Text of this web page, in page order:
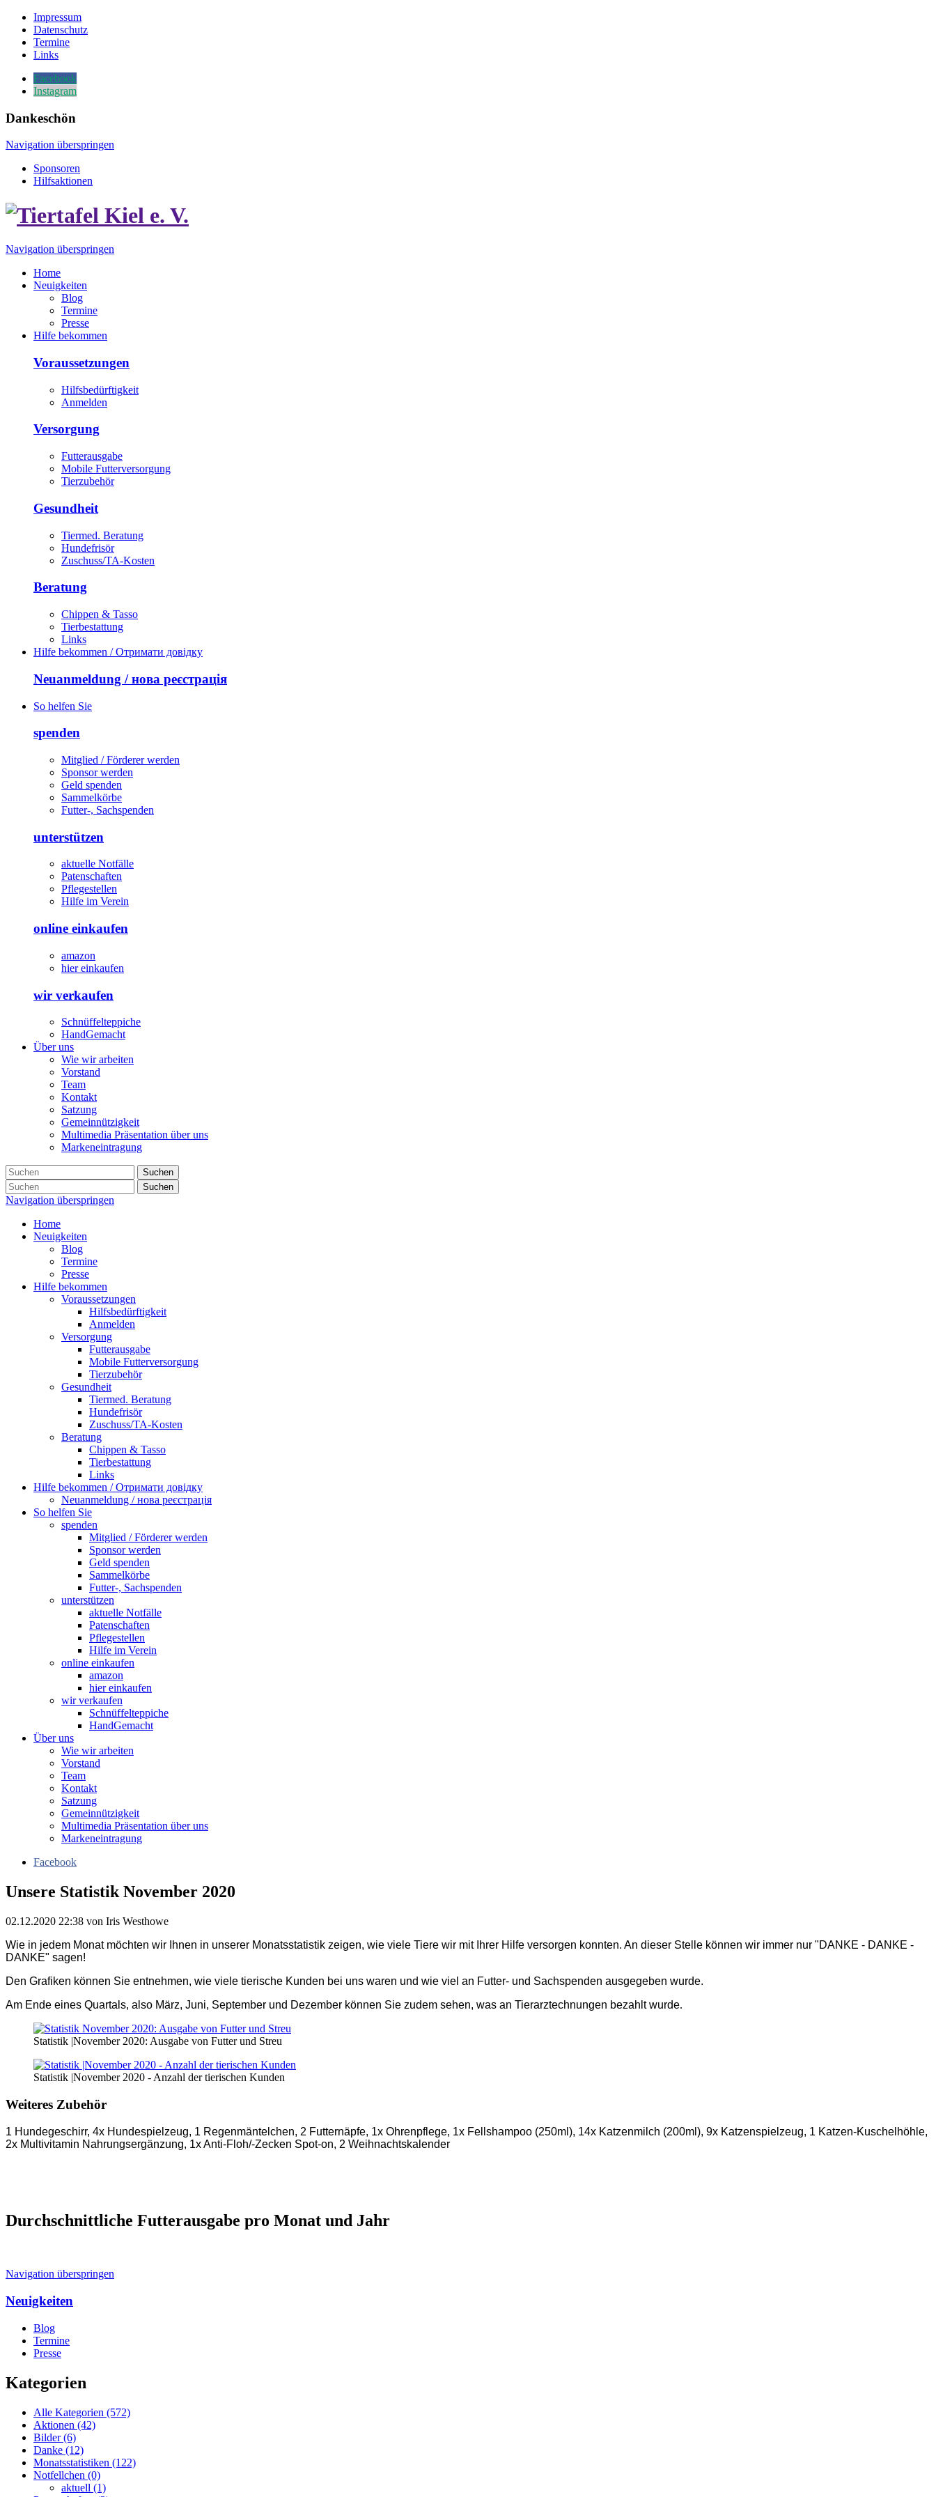
Impressum
Datenschutz
Termine
Links
Facebook
Instagram
Dankeschön
Navigation überspringen
Sponsoren
Hilfsaktionen
Navigation überspringen
Home
Neuigkeiten
Blog
Termine
Presse
Hilfe bekommen
Voraussetzungen
Hilfsbedürftigkeit
Anmelden
Versorgung
Futterausgabe
Mobile Futterversorgung
Tierzubehör
Gesundheit
Tiermed. Beratung
Hundefrisör
Zuschuss/TA-Kosten
Beratung
Chippen & Tasso
Tierbestattung
Links
Hilfe bekommen / Отримати довідку
Neuanmeldung / нова реєстрація
So helfen Sie
spenden
Mitglied / Förderer werden
Sponsor werden
Geld spenden
Sammelkörbe
Futter-, Sachspenden
unterstützen
aktuelle Notfälle
Patenschaften
Pflegestellen
Hilfe im Verein
online einkaufen
amazon
hier einkaufen
wir verkaufen
Schnüffelteppiche
HandGemacht
Über uns
Wie wir arbeiten
Vorstand
Team
Kontakt
Satzung
Gemeinnützigkeit
Multimedia Präsentation über uns
Markeneintragung
Suchen
Suchen
Navigation überspringen
Home
Neuigkeiten
Blog
Termine
Presse
Hilfe bekommen
Voraussetzungen
Hilfsbedürftigkeit
Anmelden
Versorgung
Futterausgabe
Mobile Futterversorgung
Tierzubehör
Gesundheit
Tiermed. Beratung
Hundefrisör
Zuschuss/TA-Kosten
Beratung
Chippen & Tasso
Tierbestattung
Links
Hilfe bekommen / Отримати довідку
Neuanmeldung / нова реєстрація
So helfen Sie
spenden
Mitglied / Förderer werden
Sponsor werden
Geld spenden
Sammelkörbe
Futter-, Sachspenden
unterstützen
aktuelle Notfälle
Patenschaften
Pflegestellen
Hilfe im Verein
online einkaufen
amazon
hier einkaufen
wir verkaufen
Schnüffelteppiche
HandGemacht
Über uns
Wie wir arbeiten
Vorstand
Team
Kontakt
Satzung
Gemeinnützigkeit
Multimedia Präsentation über uns
Markeneintragung
Facebook
Unsere Statistik November 2020
02.12.2020 22:38 von Iris Westhowe
Wie in jedem Monat möchten wir Ihnen in unserer Monatsstatistik zeigen, wie viele Tiere wir mit Ihrer Hilfe versorgen konnten. An dieser Stelle können wir immer nur "DANKE - DANKE -
DANKE" sagen!
Den Grafiken können Sie entnehmen, wie viele tierische Kunden bei uns waren und wie viel an Futter- und Sachspenden ausgegeben wurde.
Am Ende eines Quartals, also März, Juni, September und Dezember können Sie zudem sehen, was an Tierarztechnungen bezahlt wurde.
Statistik |November 2020: Ausgabe von Futter und Streu
Statistik |November 2020 - Anzahl der tierischen Kunden
Weiteres Zubehör
1 Hundegeschirr, 4x Hundespielzeug, 1 Regenmäntelchen, 2 Futternäpfe, 1x Ohrenpflege, 1x Fellshampoo (250ml), 14x Katzenmilch (200ml), 9x Katzenspielzeug, 1 Katzen-Kuschelhöhle,
2x Multivitamin Nahrungsergänzung, 1x Anti-Floh/-Zecken Spot-on, 2 Weihnachtskalender
Durchschnittliche Futterausgabe pro Monat und Jahr
Navigation überspringen
Neuigkeiten
Blog
Termine
Presse
Kategorien
Alle Kategorien (572)
Aktionen (42)
Bilder (6)
Danke (12)
Monatsstatistiken (122)
Notfellchen (0)
aktuell (1)